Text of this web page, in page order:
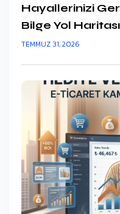
Hayallerinizi
Bilge Yol Haritası
TEMMUZ 31, 2026